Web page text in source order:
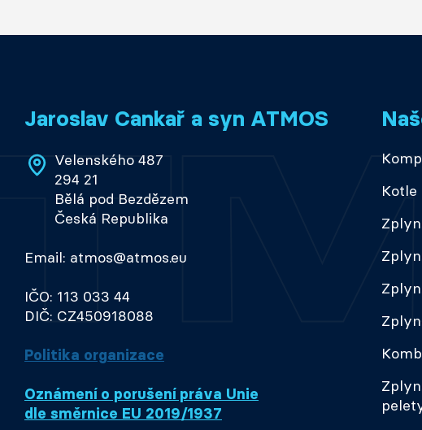
Jaroslav Cankař a syn ATMOS
Velenského 487
294 21
Bělá pod Bezdězem
Česká Republika
Email: atmos@atmos.eu
IČO: 113 033 44
DIČ: CZ450918088
Politika organizace
Oznámení o porušení práva Unie
dle směrnice EU 2019/1937
Kotle